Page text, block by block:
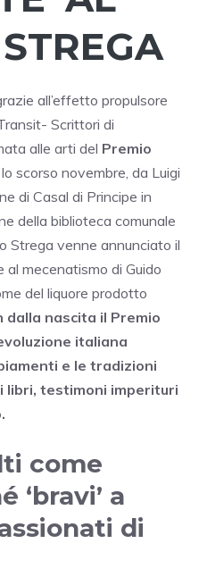
all’effetto propulsore
Scrittori di
alle arti del Premio
scorso novembre, da Luigi
di Casal di Principe in
della biblioteca comunale
Strega venne annunciato il
mecenatismo di Guido
del liquore prodotto
dalla nascita il Premio
italiana
e le tradizioni
libri, testimoni imperituri
come
‘bravi’ a
di